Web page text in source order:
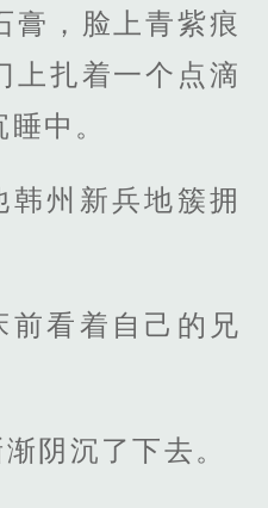
膏，脸上青紫痕
上扎着一个点滴
中。
州新兵地簇拥
前看着自己的兄
阴沉了下去。